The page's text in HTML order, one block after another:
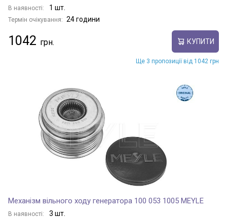
В наявності: 1 шт.
Термін очікування: 24 години
1042 КУПИТИ
Ще 3 пропозиції від 1042 грн
Механізм вільного ходу генератора 100 053 1005 MEYLE
В наявності: 3 шт.